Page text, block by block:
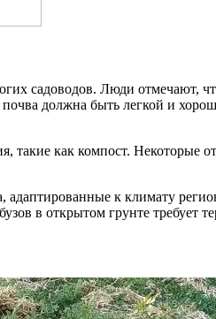
садоводов. Люди отмечают,
должна быть легкой и
такие как компост. Некоторые
адаптированные к климату
в открытом грунте требует